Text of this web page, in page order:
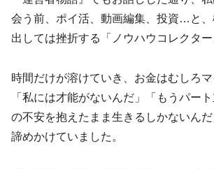
会う前、ポイ活、動画編集、投資…と
出しては挫折する「ノウハウコレクター
時間だけが溶けていき、お金はむしろマ
「私には才能がないんだ」「もうパー
の不安を抱えたまま生きるしかないん
諦めかけていました。